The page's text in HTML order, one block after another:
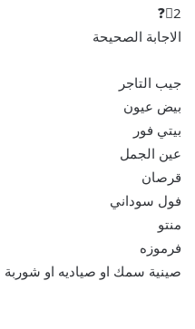
2⃣❓
الاجابة الصحيحة
جيب التاجر
بيض عيون
بيتي فور
عين الجمل
قرصان
فول سوداني
منتو
فرموزه
صينية سمك او صياديه او